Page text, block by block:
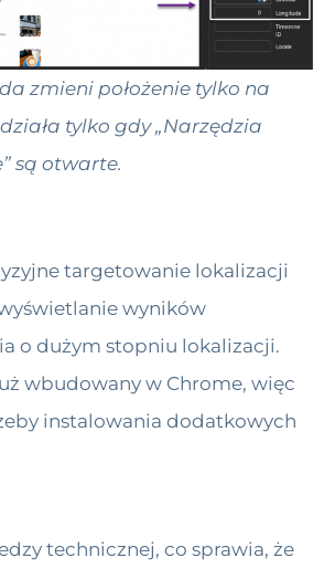
zmieni położenie tylko na
tylko gdy „Narzędzia
są otwarte.
targetowanie lokalizacji
wyników
o dużym stopniu lokalizacji.
wbudowany w Chrome, więc
instalowania dodatkowych
technicznej, co sprawia, że